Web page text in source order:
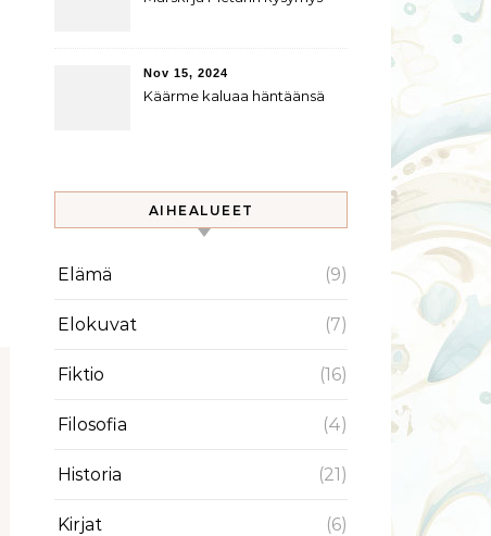
Nov 15, 2024
Käärme kaluaa häntäänsä
AIHEALUEET
Elämä (9)
Elokuvat (7)
Fiktio (16)
Filosofia (4)
Historia (21)
Kirjat (6)